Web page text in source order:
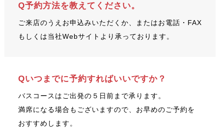
Q予約方法を教えてください。
ご来店のうえお申込みいただくか、またはお電話・FAX
もしくは当社Webサイトより承っております。
Qいつまでに予約すればいいですか？
バスコースはご出発の５日前まで承ります。
満席になる場合もございますので、お早めのご予約を
おすすめします。